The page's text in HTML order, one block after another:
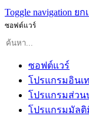
Toggle navigation ยก
ซอฟต์แวร์
ซอฟต์แวร์
โปรแกรมอินเ
โปรแกรมส่วน
โปรแกรมมัลติ